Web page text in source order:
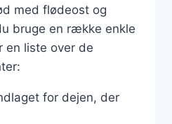
med flødeost og
bruge en række enkle
en liste over de
for dejen, der